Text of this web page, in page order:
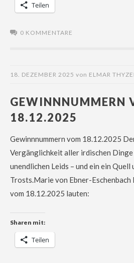
Teilen
0 KOMMENTARE
18. DEZEMBER 2025 von ELMAR
GEWINNNUMMERN
18.12.2025
Gewinnnummern vom 18.12.2025
Vergänglichkeit aller irdischen
unendlichen Leids – und ein ein Quell
Trosts.Marie von Ebner-Eschenbach
vom 18.12.2025 lauten:
Sharen mit:
Teilen